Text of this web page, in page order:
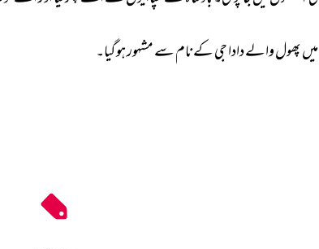
میں پھول والے دادا جی کے نام سے مشہور ہو گیا۔